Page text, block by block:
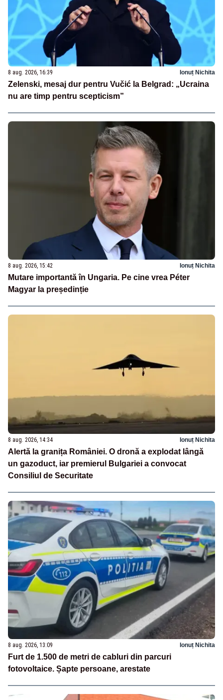
8 aug. 2026, 16:39 Ionuț Nichita
Zelenski, mesaj dur pentru Vučić la Belgrad: „Ucraina
nu are timp pentru scepticism”
8 aug. 2026, 15:42 Ionuț Nichita
Mutare importantă în Ungaria. Pe cine vrea Péter
Magyar la președinție
8 aug. 2026, 14:34 Ionuț Nichita
Alertă la granița României. O dronă a explodat lângă
un gazoduct, iar premierul Bulgariei a convocat
Consiliul de Securitate
8 aug. 2026, 13:09 Ionuț Nichita
Furt de 1.500 de metri de cabluri din parcuri
fotovoltaice. Șapte persoane, arestate